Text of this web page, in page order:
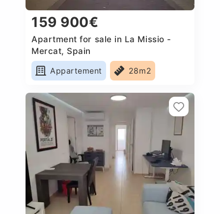
159 900€
Apartment for sale in La Missio -
Mercat, Spain
Appartement
28m2